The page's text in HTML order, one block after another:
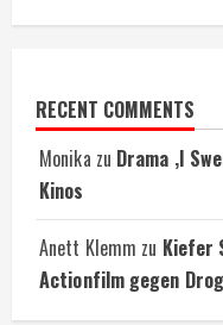
RECENT COMMENTS
Monika zu Drama ‚I
Kinos
Anett Klemm zu Kiefer
Actionfilm gegen